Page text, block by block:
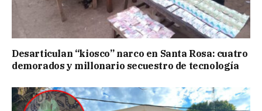
Desarticulan “kiosco” narco en Santa Rosa: cuatro
demorados y millonario secuestro de tecnología